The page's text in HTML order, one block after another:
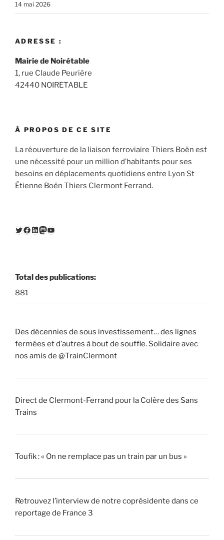
14 mai 2026
ADRESSE :
Mairie de Noirétable
1, rue Claude Peurière
42440 NOIRETABLE
À PROPOS DE CE SITE
La réouverture de la liaison ferroviaire Thiers Boën est
une nécessité pour un million d’habitants pour ses
besoins en déplacements quotidiens entre Lyon St
Étienne Boën Thiers Clermont Ferrand.
Twitter
Facebook
LinkedIn
Mastodon
YouTube
Total des publications:
881
Des décennies de sous investissement… des lignes
fermées et d’autres à bout de souffle. Solidaire avec
nos amis de @TrainClermont
Direct de Clermont-Ferrand pour la Colère des Sans
Trains
Toufik : « On ne remplace pas un train par un bus »
Retrouvez l’interview de notre coprésidente dans ce
reportage de France 3